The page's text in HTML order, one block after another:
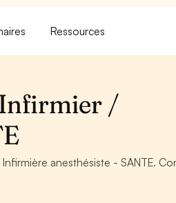
Ressources
Infirmier /
anesthésiste - SANTE.